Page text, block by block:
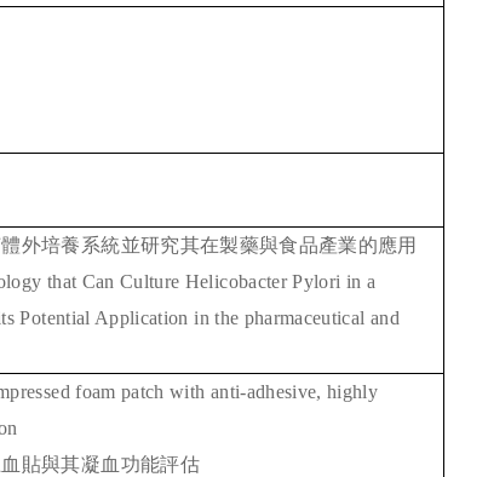
外培養系統並研究其在製藥與食品產業的應用
that Can Culture Helicobacter Pylori in a
Potential Application in the pharmaceutical and
foam patch with anti-adhesive, highly
貼與其凝血功能評估